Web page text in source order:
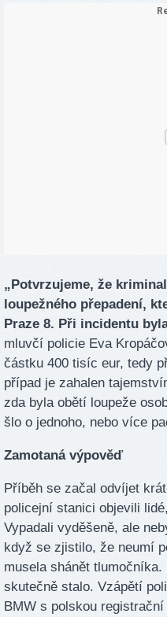
„Potvrzujeme, že
loupežného přepadení,
Praze 8. Při incidentu
mluvčí policie Eva
částku 400 tisíc eur, tedy
případ je zahalen
zda byla obětí loupeže
šlo o jednoho, nebo více
Zamotaná výpověď
Příběh se začal odvíjet
policejní stanici objevili
Vypadali vyděšeně, ale
když se zjistilo, že neumí
musela shánět
skutečně stalo. Vzápětí
BMW s polskou